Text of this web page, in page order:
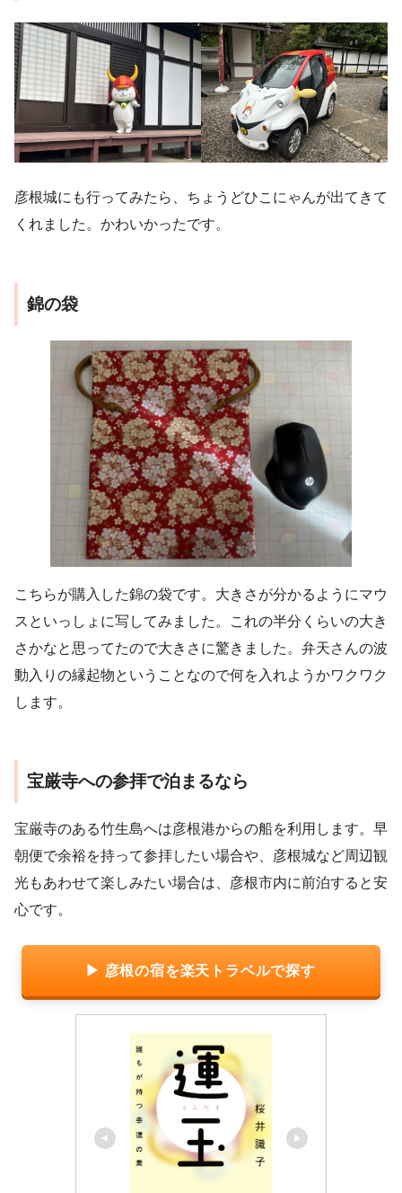
彦根城にも行ってみたら、ちょうどひこにゃんが出てきて
くれました。かわいかったです。
錦の袋
こちらが購入した錦の袋です。大きさが分かるようにマウ
スといっしょに写してみました。これの半分くらいの大き
さかなと思ってたので大きさに驚きました。弁天さんの波
動入りの縁起物ということなので何を入れようかワクワク
します。
宝厳寺への参拝で泊まるなら
宝厳寺のある竹生島へは彦根港からの船を利用します。早
朝便で余裕を持って参拝したい場合や、彦根城など周辺観
光もあわせて楽しみたい場合は、彦根市内に前泊すると安
心です。
▶ 彦根の宿を楽天トラベルで探す